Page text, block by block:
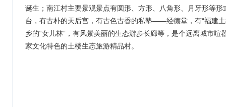
诞生；南江村主要景观景点有圆形、方形、八角形、月牙形等
台，有古朴的天后宫，有古色古香的私塾——经德堂，有“福建
乡的“女儿林”，有风景美丽的生态游步长廊等，是个远离城市
家文化特色的土楼生态旅游精品村。